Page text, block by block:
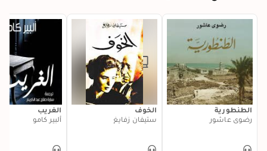
الطنطورية
رضوى عاشور
الخوف
ستيفان زفايغ
الغريب
ألبير كامو